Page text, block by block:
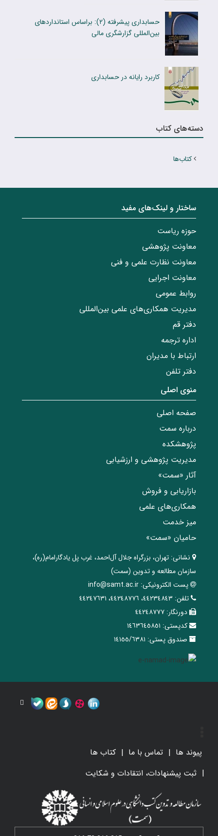
حسابداری پیشرفته (۲): براساس استانداردهای
بین‌المللی گزارشگری مالی
کاربرد رایانه در حسابدارى
دسته‌های کتاب
کتاب‌ها
ساختار‌‌ و‌‌ لینک‌های مفید
حوزه ریاست
معاونت پژوهشی
معاونت نظارت علمی و فنی
معاونت اجرایی
روابط عمومی
مدیریت همکاری‌های علمی بین‌المللی
دفتر قم
اداره ترجمه
ارتباط با مدیران
دفتر تلفن
منوی اصلی
صفحه اصلی
درباره سمت
پژوهشکده
مدیریت پژوهشی و ارزشیابی
آثار «سمت»
بازاریابی و فروش
همکاری‌های علمی
میز خدمت
حامیان «سمت»
نشانی: تهران، ‌بزرگراه ‌جلال آل‌احمد، غرب پل يادگار‌امام(ره)‌،
سازمان مطالعه و تدوین‌ (سمت)
پست الکترونیکی: info@samt.ac.ir
تلفن: ٤٤٢٣٤٨٤٣، ٤٤٢٤٨٧٧٦، ٤٤٢٤٧٦٣١
دورنگار: ٤٤٢٤٨٧٧٧
کدپستی: ١٤٦٣٦٤٥٨٥١
صندوق پستی: ١٤١٥٥/٦٣٨١
پیوند ها تماس با ما
کتاب ها
ثبت پیشنهادات، انتقادات و شکایت